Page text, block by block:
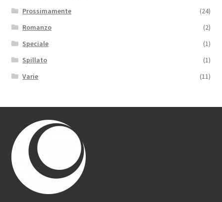
Prossimamente
(24)
Romanzo
(2)
Speciale
(1)
Spillato
(1)
Varie
(11)